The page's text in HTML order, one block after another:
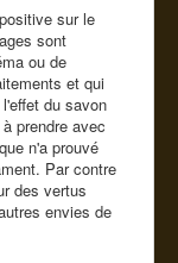
sur le
sont
ou de
et qui
du savon
prendre avec
n'a prouvé
Par contre
des vertus
envies de